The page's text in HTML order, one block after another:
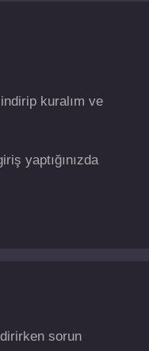
kuralım ve
yaptığınızda
sorun